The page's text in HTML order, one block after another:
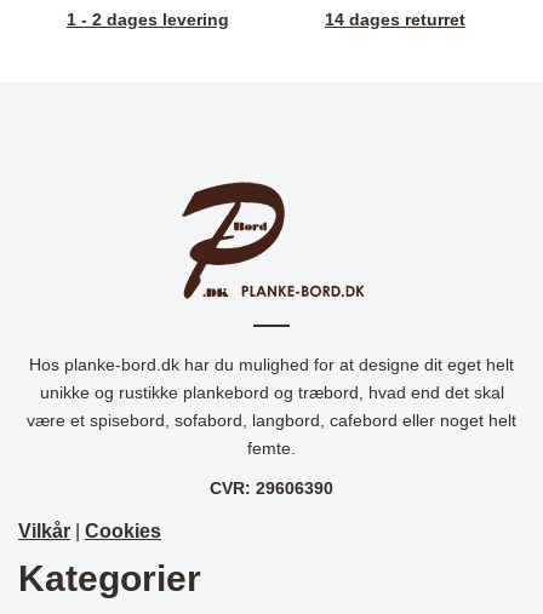
1 - 2 dages levering 14 dages returret
Hos planke-bord.dk har du mulighed for at designe dit eget helt
unikke og rustikke plankebord og træbord, hvad end det skal
være et spisebord, sofabord, langbord, cafebord eller noget helt
femte.
CVR: 29606390
Vilkår Cookies
Kategorier